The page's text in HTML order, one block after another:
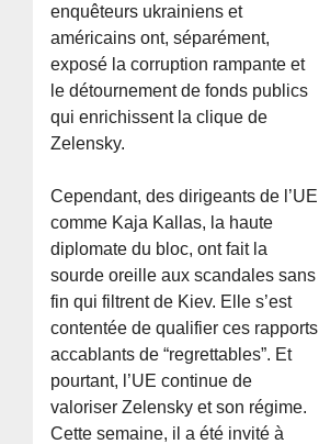
enquêteurs ukrainiens et
américains ont, séparément,
exposé la corruption rampante et
le détournement de fonds publics
qui enrichissent la clique de
Zelensky.
Cependant, des dirigeants de l’UE
comme Kaja Kallas, la haute
diplomate du bloc, ont fait la
sourde oreille aux scandales sans
fin qui filtrent de Kiev. Elle s’est
contentée de qualifier ces rapports
accablants de “regrettables”. Et
pourtant, l’UE continue de
valoriser Zelensky et son régime.
Cette semaine, il a été invité à